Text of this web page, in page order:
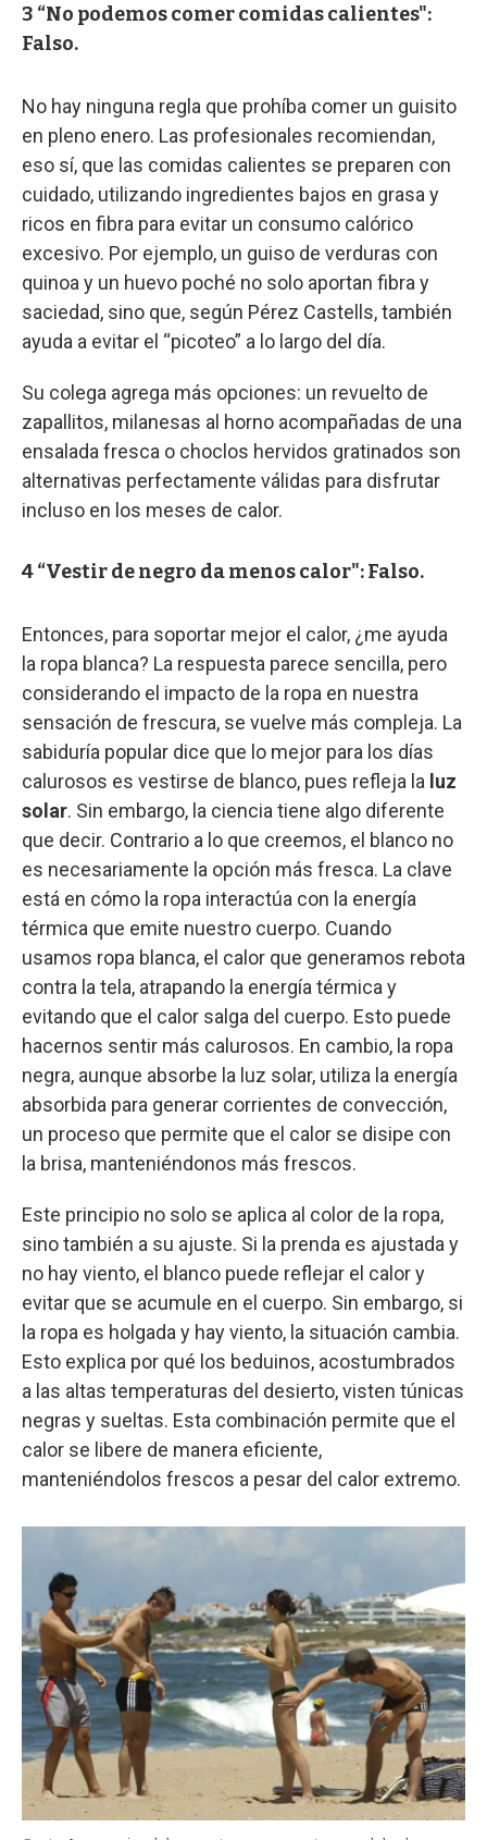
3 “No podemos comer comidas calientes":
Falso.
No hay ninguna regla que prohíba comer un guisito
en pleno enero. Las profesionales recomiendan,
eso sí, que las comidas calientes se preparen con
cuidado, utilizando ingredientes bajos en grasa y
ricos en fibra para evitar un consumo calórico
excesivo. Por ejemplo, un guiso de verduras con
quinoa y un huevo poché no solo aportan fibra y
saciedad, sino que, según Pérez Castells, también
ayuda a evitar el “picoteo” a lo largo del día.
Su colega agrega más opciones: un revuelto de
zapallitos, milanesas al horno acompañadas de una
ensalada fresca o choclos hervidos gratinados son
alternativas perfectamente válidas para disfrutar
incluso en los meses de calor.
4 “Vestir de negro da menos calor": Falso.
Entonces, para soportar mejor el calor, ¿me ayuda
la ropa blanca? La respuesta parece sencilla, pero
considerando el impacto de la ropa en nuestra
sensación de frescura, se vuelve más compleja. La
sabiduría popular dice que lo mejor para los días
calurosos es vestirse de blanco, pues refleja la luz
solar. Sin embargo, la ciencia tiene algo diferente
que decir. Contrario a lo que creemos, el blanco no
es necesariamente la opción más fresca. La clave
está en cómo la ropa interactúa con la energía
térmica que emite nuestro cuerpo. Cuando
usamos ropa blanca, el calor que generamos rebota
contra la tela, atrapando la energía térmica y
evitando que el calor salga del cuerpo. Esto puede
hacernos sentir más calurosos. En cambio, la ropa
negra, aunque absorbe la luz solar, utiliza la energía
absorbida para generar corrientes de convección,
un proceso que permite que el calor se disipe con
la brisa, manteniéndonos más frescos.
Este principio no solo se aplica al color de la ropa,
sino también a su ajuste. Si la prenda es ajustada y
no hay viento, el blanco puede reflejar el calor y
evitar que se acumule en el cuerpo. Sin embargo, si
la ropa es holgada y hay viento, la situación cambia.
Esto explica por qué los beduinos, acostumbrados
a las altas temperaturas del desierto, visten túnicas
negras y sueltas. Esta combinación permite que el
calor se libere de manera eficiente,
manteniéndolos frescos a pesar del calor extremo.